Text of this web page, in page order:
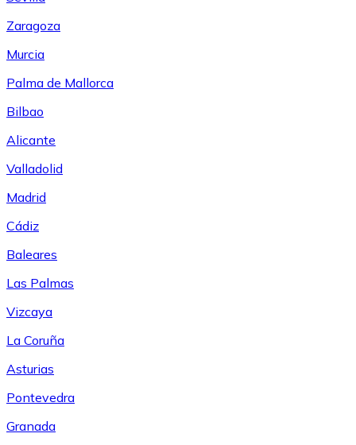
Zaragoza
Murcia
Palma de Mallorca
Bilbao
Alicante
Valladolid
Madrid
Cádiz
Baleares
Las Palmas
Vizcaya
La Coruña
Asturias
Pontevedra
Granada